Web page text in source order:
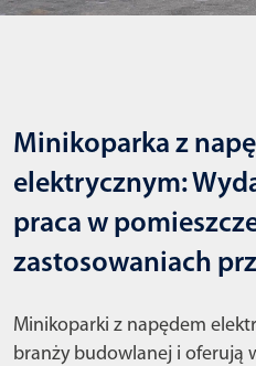
Minikoparka z
elektrycznym:
praca w
zastosowaniach
Minikoparki z napędem
branży budowlanej i oferują